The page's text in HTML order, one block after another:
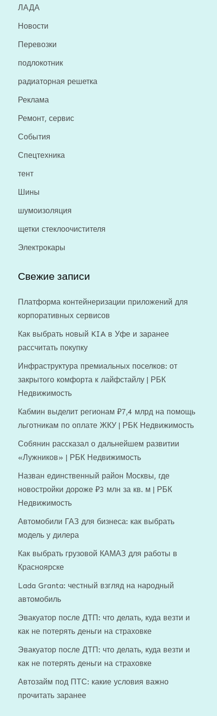
ЛАДА
Новости
Перевозки
подлокотник
радиаторная решетка
Реклама
Ремонт, сервис
События
Спецтехника
тент
Шины
шумоизоляция
щетки стеклоочистителя
Электрокары
Свежие записи
Платформа контейнеризации приложений для
корпоративных сервисов
Как выбрать новый KIA в Уфе и заранее
рассчитать покупку
Инфраструктура премиальных поселков: от
закрытого комфорта к лайфстайлу | РБК
Недвижимость
Кабмин выделит регионам ₽7,4 млрд на помощь
льготникам по оплате ЖКУ | РБК Недвижимость
Собянин рассказал о дальнейшем развитии
«Лужников» | РБК Недвижимость
Назван единственный район Москвы, где
новостройки дороже ₽3 млн за кв. м | РБК
Недвижимость
Автомобили ГАЗ для бизнеса: как выбрать
модель у дилера
Как выбрать грузовой КАМАЗ для работы в
Красноярске
Lada Granta: честный взгляд на народный
автомобиль
Эвакуатор после ДТП: что делать, куда везти и
как не потерять деньги на страховке
Эвакуатор после ДТП: что делать, куда везти и
как не потерять деньги на страховке
Автозайм под ПТС: какие условия важно
прочитать заранее